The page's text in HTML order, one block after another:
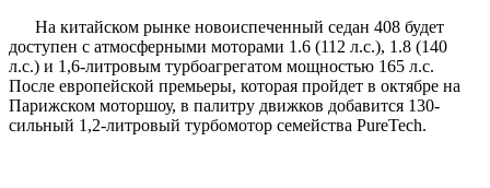
На китайском рынке новоиспеченный седан 408 будет
доступен с атмосферными моторами 1.6 (112 л.с.), 1.8 (140
л.с.) и 1,6-литровым турбоагрегатом мощностью 165 л.с.
После европейской премьеры, которая пройдет в октябре на
Парижском моторшоу, в палитру движков добавится 130-
сильный 1,2-литровый турбомотор семейства PureTech.